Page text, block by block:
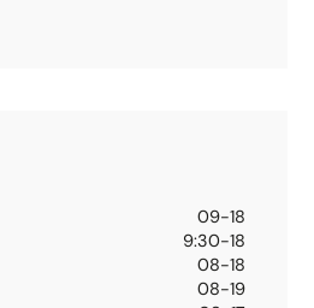
09-18
9:30-18
08-18
08-19